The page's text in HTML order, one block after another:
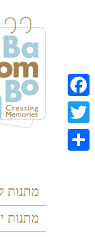
content
מתנות
מתנות
Facebook
Twitter